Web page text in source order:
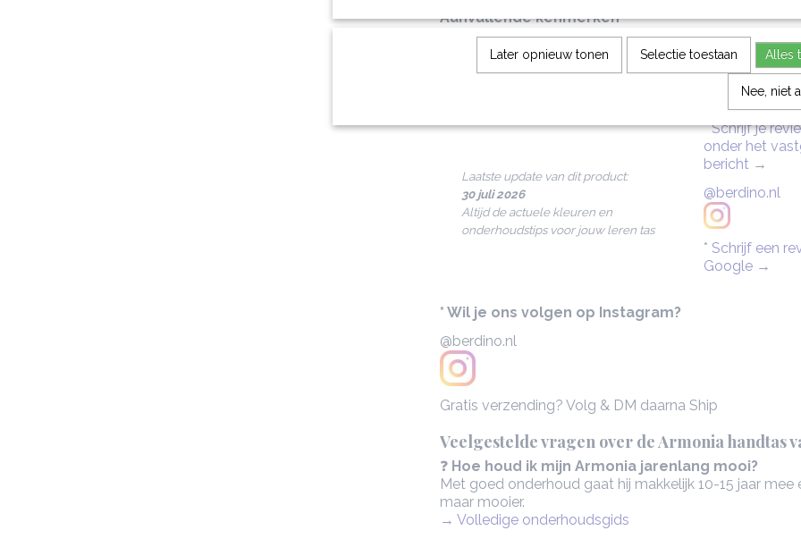
Aanvullende kenmerken
de maximale opening van de greep is 11 centimeter
de minimale lengte van de schouderriem is 99
Laatste update van dit product:
30 juli 2026
Altijd de actuele kleuren en
onderhoudstips voor jouw leren tas
* Schrijf je
onder het
bericht →
@berdino.nl
* Schrijf een
Google →
* Wil je ons volgen op Instagram?
@berdino.nl
Gratis verzending? Volg & DM daarna Ship
Veelgestelde vragen over de Armonia handtas
❓ Hoe houd ik mijn Armonia jarenlang mooi?
Met goed onderhoud gaat hij makkelijk 10-15 jaar mee
maar mooier.
→ Volledige onderhoudsgids
Later opnieuw tonen Selectie toestaan Alles
Nee, niet